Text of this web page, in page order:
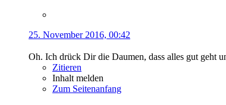
25. November 2016, 00:42
Oh. Ich drück Dir die Daumen, dass alles gut geht
Zitieren
Inhalt melden
Zum Seitenanfang